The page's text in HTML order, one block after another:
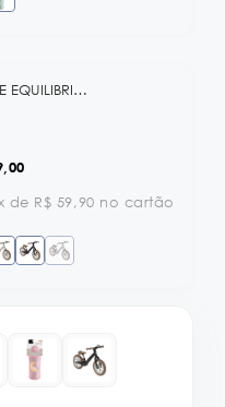
BIKE DE EQUILIBRIO LANSER ARMY GREEN KB
de R$ 59,90 no cartão